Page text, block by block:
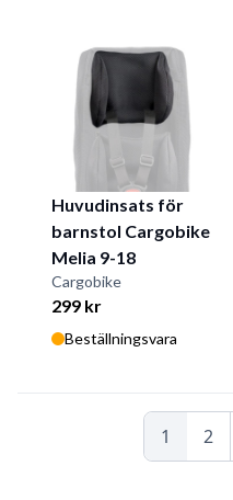
Huvudinsats för
barnstol Cargobike
Melia 9-18
Cargobike
299 kr
Beställningsvara
1 2